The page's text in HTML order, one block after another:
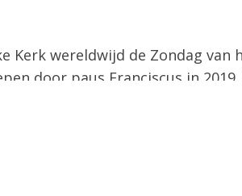
Kerk wereldwijd de Zondag van
door paus Franciscus in